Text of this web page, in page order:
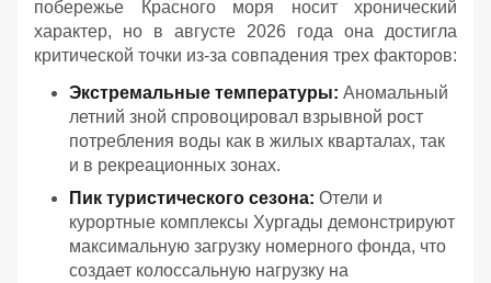
побережье Красного моря носит хронический
характер, но в августе 2026 года она достигла
критической точки из-за совпадения трех факторов:
Экстремальные температуры: Аномальный
летний зной спровоцировал взрывной рост
потребления воды как в жилых кварталах, так
и в рекреационных зонах.
Пик туристического сезона: Отели и
курортные комплексы Хургады демонстрируют
максимальную загрузку номерного фонда, что
создает колоссальную нагрузку на